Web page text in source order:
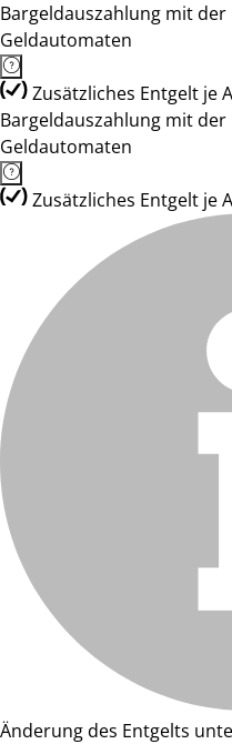
Bargeldauszahlung mit
Geldautomaten
Zusätzliches Entgelt je
Bargeldauszahlung mit
Geldautomaten
Zusätzliches Entgelt je
Änderung des Entgelts